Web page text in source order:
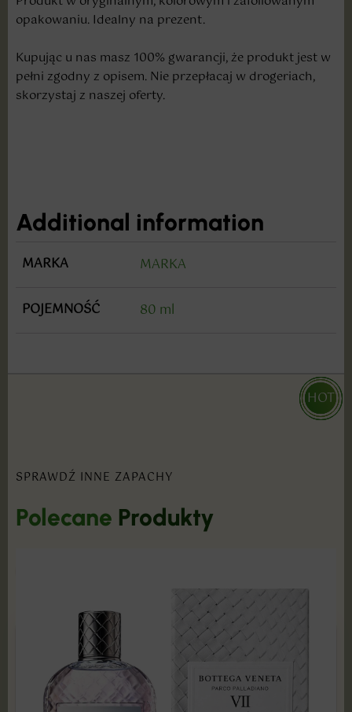
opakowaniu. Idealny na prezent.
Kupując u nas masz 100% gwarancji, że produkt jest w
pełni zgodny z opisem. Nie przepłacaj w drogeriach,
skorzystaj z naszej oferty.
Additional information
MARKA MARKA
POJEMNOŚĆ 80 ml
SPRAWDŹ INNE ZAPACHY
Polecane Produkty
HOT
HOT
HOT